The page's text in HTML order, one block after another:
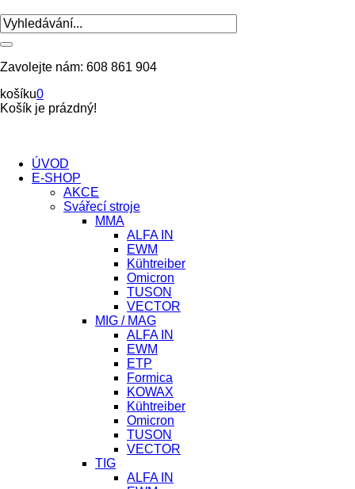
Zavolejte nám: 608 861 904
košíku0
Košík je prázdný!
ÚVOD
E-SHOP
AKCE
Svářecí stroje
MMA
ALFA IN
EWM
Kühtreiber
Omicron
TUSON
VECTOR
MIG / MAG
ALFA IN
EWM
ETP
Formica
KOWAX
Kühtreiber
Omicron
TUSON
VECTOR
TIG
ALFA IN